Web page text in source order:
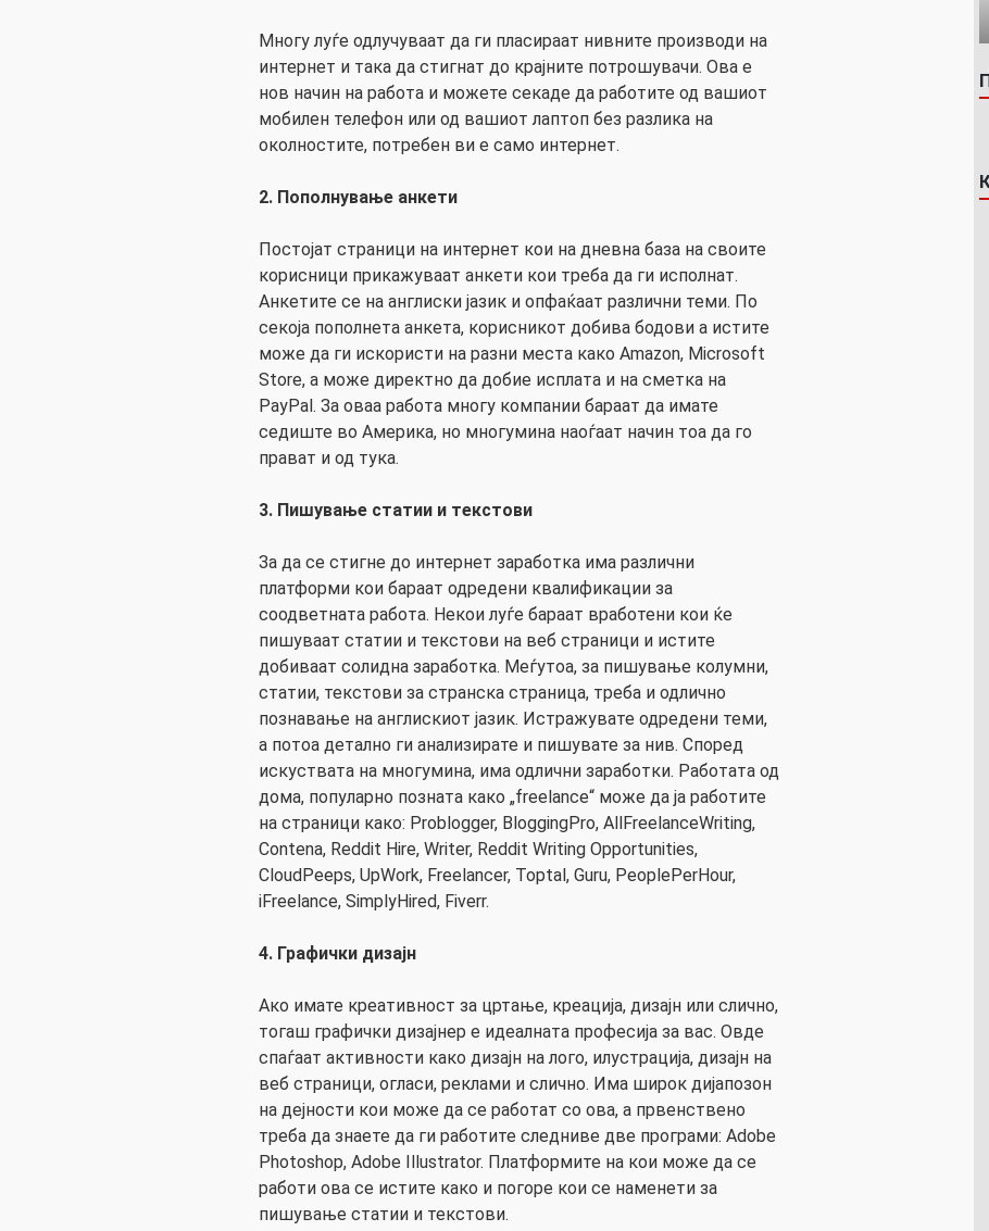
Многу луѓе одлучуваат да ги пласираат нивните производи на
интернет и така да стигнат до крајните потрошувачи. Ова е
нов начин на работа и можете секаде да работите од вашиот
мобилен телефон или од вашиот лаптоп без разлика на
околностите, потребен ви е само интернет.
2. Пополнување анкети
Постојат страници на интернет кои на дневна база на своите
корисници прикажуваат анкети кои треба да ги исполнат.
Анкетите се на англиски јазик и опфаќаат различни теми. По
секоја пополнета анкета, корисникот добива бодови а истите
може да ги искористи на разни места како Amazon, Microsoft
Store, а може директно да добие исплата и на сметка на
PayPal. За оваа работа многу компании бараат да имате
седиште во Америка, но многумина наоѓаат начин тоа да го
прават и од тука.
3. Пишување статии и текстови
За да се стигне до интернет заработка има различни
платформи кои бараат одредени квалификации за
соодветната работа. Некои луѓе бараат вработени кои ќе
пишуваат статии и текстови на веб страници и истите
добиваат солидна заработка. Меѓутоа, за пишување колумни,
статии, текстови за странска страница, треба и одлично
познавање на англискиот јазик. Истражувате одредени теми,
а потоа детално ги анализирате и пишувате за нив. Според
искуствата на многумина, има одлични заработки. Работата од
дома, популарно позната како „freelance“ може да ја работите
на страници како: Problogger, BloggingPro, AllFreelanceWriting,
Contena, Reddit Hire, Writer, Reddit Writing Opportunities,
CloudPeeps, UpWork, Freelancer, Toptal, Guru, PeoplePerHour,
iFreelance, SimplyHired, Fiverr.
4. Графички дизајн
Ако имате креативност за цртање, креација, дизајн или слично,
тогаш графички дизајнер е идеалната професија за вас. Овде
спаѓаат активности како дизајн на лого, илустрација, дизајн на
веб страници, огласи, реклами и слично. Има широк дијапозон
на дејности кои може да се работат со ова, а првенствено
треба да знаете да ги работите следниве две програми: Adobe
Photoshop, Adobe Illustrator. Платформите на кои може да се
работи ова се истите како и погоре кои се наменети за
пишување статии и текстови.